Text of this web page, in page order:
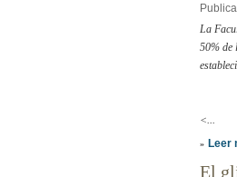
La
50% de
<...
» Leer
El